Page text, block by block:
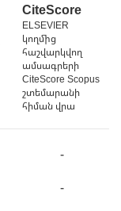
CiteScore
ELSEVIER
կողմից
հաշվարկվող
ամսագրերի
CiteScore Scopus
շտեմարանի
հիման վրա
-
-